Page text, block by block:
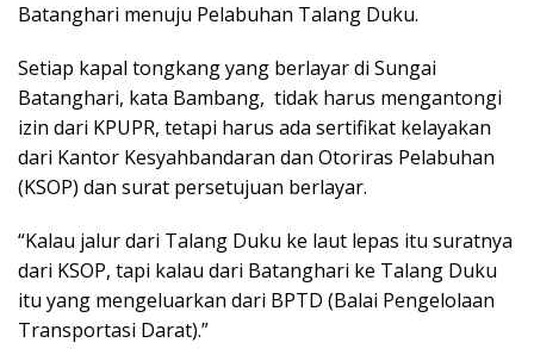
Batanghari menuju Pelabuhan Talang Duku.
Setiap kapal tongkang yang berlayar di Sungai
Batanghari, kata Bambang, tidak harus mengantongi
izin dari KPUPR, tetapi harus ada sertifikat kelayakan
dari Kantor Kesyahbandaran dan Otoriras Pelabuhan
(KSOP) dan surat persetujuan berlayar.
“Kalau jalur dari Talang Duku ke laut lepas itu suratnya
dari KSOP, tapi kalau dari Batanghari ke Talang Duku
itu yang mengeluarkan dari BPTD (Balai Pengelolaan
Transportasi Darat).”